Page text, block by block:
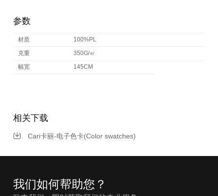
参数
材质
100%PL
克重
350G/㎡
幅宽
145CM
相关下载
Cari卡丽-电子色卡(Color swatches)
我们如何帮助您？